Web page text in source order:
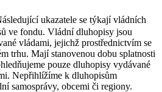
ukazatele se týkají vládních
ve fondu. Vládní dluhopisy jsou
vládami, jejichž prostřednictvím se
trhu. Mají stanovenou dobu splatnosti
pouze dluhopisy vydávané
Nepřihlížíme k dluhopisům
samosprávy, obcemi či regiony.